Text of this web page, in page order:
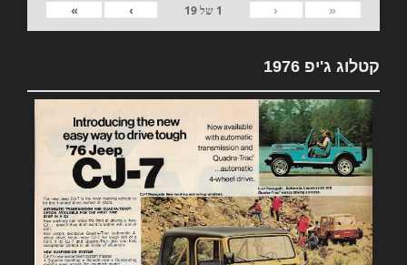
«
‹
1 של19
›
»
קטלוג ג'יפ 1976